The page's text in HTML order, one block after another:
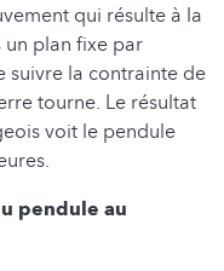
qui résulte à la
un plan fixe par
suivre la contrainte de
tourne. Le résultat
voit le pendule
pendule au